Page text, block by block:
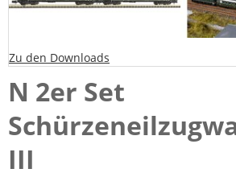
Zu den Downloads
N 2er Set
III